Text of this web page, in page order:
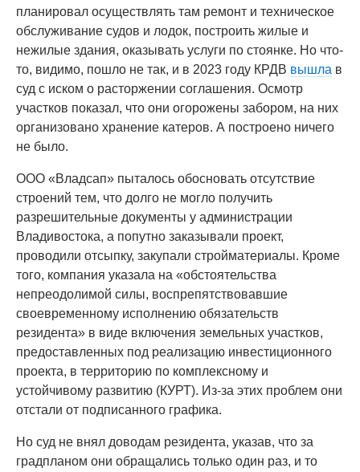
планировал осуществлять там ремонт и техническое
обслуживание судов и лодок, построить жилые и
нежилые здания, оказывать услуги по стоянке. Но что-
то, видимо, пошло не так, и в 2023 году КРДВ вышла в
суд с иском о расторжении соглашения. Осмотр
участков показал, что они огорожены забором, на них
организовано хранение катеров. А построено ничего
не было.
ООО «Владсап» пыталось обосновать отсутствие
строений тем, что долго не могло получить
разрешительные документы у администрации
Владивостока, а попутно заказывали проект,
проводили отсыпку, закупали стройматериалы. Кроме
того, компания указала на «обстоятельства
непреодолимой силы, воспрепятствовавшие
своевременному исполнению обязательств
резидента» в виде включения земельных участков,
предоставленных под реализацию инвестиционного
проекта, в территорию по комплексному и
устойчивому развитию (КУРТ). Из-за этих проблем они
отстали от подписанного графика.
Но суд не внял доводам резидента, указав, что за
градпланом они обращались только один раз, и то